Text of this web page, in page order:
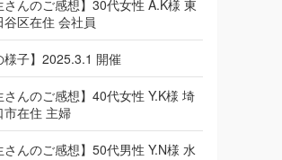
さんのご感想】30代女性 A.K様 東
区在住 会社員
様子】2025.3.1 開催
さんのご感想】40代女性 Y.K様 埼
市在住 主婦
さんのご感想】50代男性 Y.N様 水